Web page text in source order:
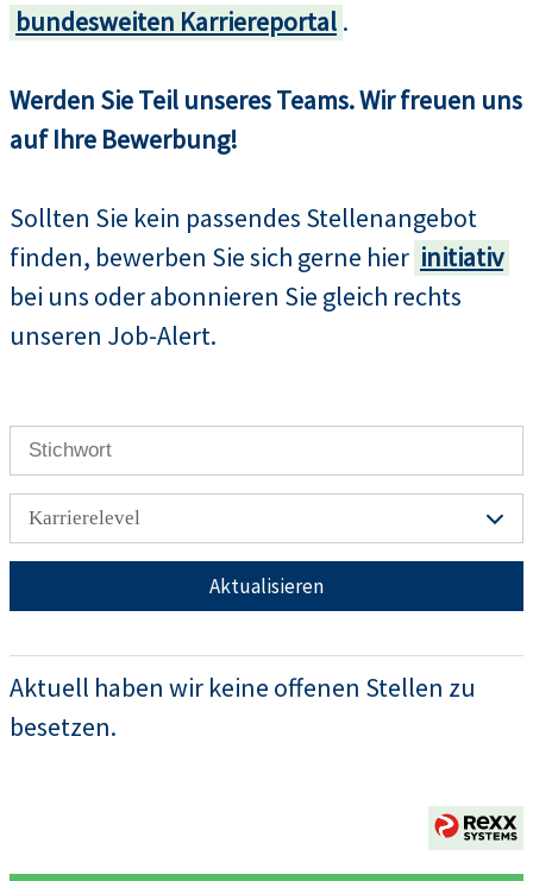
bundesweiten Karriereportal .
Werden Sie Teil unseres Teams. Wir freuen uns
auf Ihre Bewerbung!
Sollten Sie kein passendes Stellenangebot
finden, bewerben Sie sich gerne hier initiativ
bei uns oder abonnieren Sie gleich rechts
unseren Job-Alert.
Karrierelevel
Aktualisieren
Aktuell haben wir keine offenen Stellen zu
besetzen.